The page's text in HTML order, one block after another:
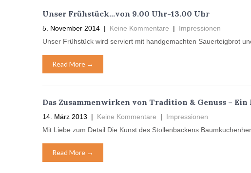
Unser Frühstück…von 9.00 Uhr-13.00 Uhr
5. November 2014 | Keine Kommentare | Impressionen
Unser Frühstück wird serviert mit handgemachten Sauerteigbrot
Read More →
Das Zusammenwirken von Tradition & Genuss –
14. März 2013 | Keine Kommentare | Impressionen
Mit Liebe zum Detail Die Kunst des Stollenbackens
Read More →